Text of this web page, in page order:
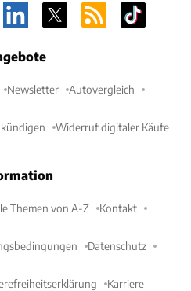
Newsletter Autovergleich
Widerruf digitaler Käufe
Themen von A-Z Kontakt
Datenschutz
Karriere